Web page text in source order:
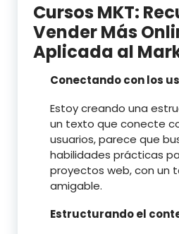
Cursos MKT:
Vender Más
Aplicada al
Conectando con los
Estoy creando una
un texto que conecte
usuarios, parece que
habilidades prácticas
proyectos web, con un
amigable.
Estructurando el